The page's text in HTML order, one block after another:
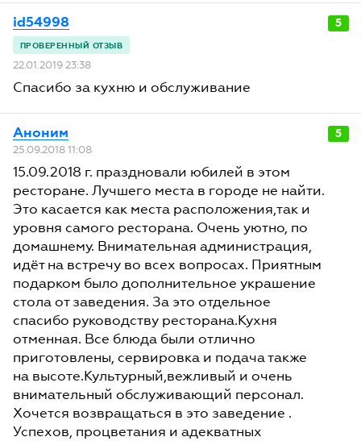
5
id54998
22.01.2019 23:38
Спасибо за кухню и обслуживание
5
Аноним
25.09.2018 11:08
15.09.2018 г. праздновали юбилей в этом
ресторане. Лучшего места в городе не найти.
Это касается как места расположения,так и
уровня самого ресторана. Очень уютно, по
домашнему. Внимательная администрация,
идёт на встречу во всех вопросах. Приятным
подарком было дополнительное украшение
стола от заведения. За это отдельное
спасибо руководству ресторана.Кухня
отменная. Все блюда были отлично
приготовлены, сервировка и подача также
на высоте.Культурный,вежливый и очень
внимательный обслуживающий персонал.
Хочется возвращаться в это заведение .
Успехов, процветания и адекватных